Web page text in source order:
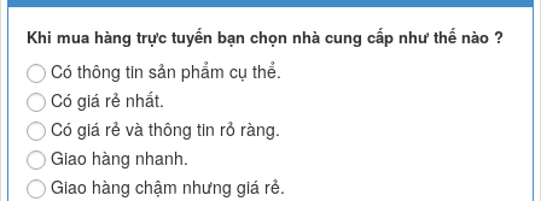
Khi mua hàng trực tuyến bạn chọn nhà cung cấp như thế nào ?
Có thông tin sản phẩm cụ thể.
Có giá rẻ nhất.
Có giá rẻ và thông tin rỏ ràng.
Giao hàng nhanh.
Giao hàng chậm nhưng giá rẻ.